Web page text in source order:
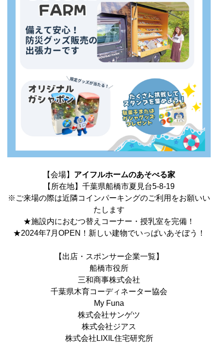
【会場】 アイフルホームのあそべる家
【所在地】千葉県船橋市夏見台5-8-19
※ご来場の際は近隣コインパーキングのご利用をお願いい
たします
★施設内におむつ替えコーナー・授乳室を完備！
★2024年7月OPEN！新しい建物でいっぱいあそぼう！
【出店・スポンサー企業一覧】
船橋市役所
三和商事株式会社
千葉県木育コーディネーター協会
My Funa
株式会社サンゲツ
株式会社ジアス
株式会社LIXIL住宅研究所